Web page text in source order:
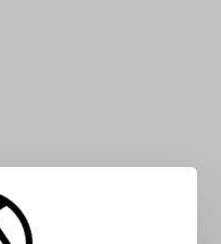
into the box: